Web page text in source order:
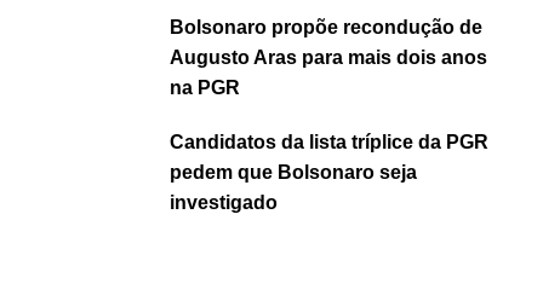
Bolsonaro propõe recondução de
Augusto Aras para mais dois anos
na PGR
Candidatos da lista tríplice da PGR
pedem que Bolsonaro seja
investigado